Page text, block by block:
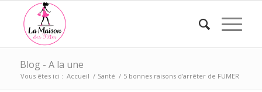
Blog - A la une
Vous êtes ici : Accueil / Santé / 5 bonnes raisons d’arrêter de FUMER